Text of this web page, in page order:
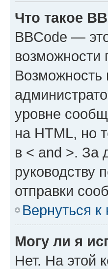
Что такое
BBCode —
Возможность
уровне
на HTML, но
в < and >. За
руководству
отправки
Вернуться к
Могу ли я
Нет. На этой